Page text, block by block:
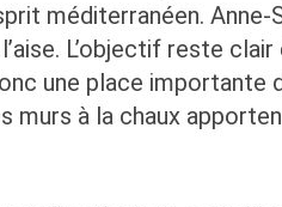
méditerranéen.
L’objectif reste
une place importante
murs à la chaux